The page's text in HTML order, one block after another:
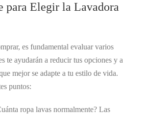
para Elegir la Lavadora
es fundamental evaluar varios
te ayudarán a reducir tus opciones y a
mejor se adapte a tu estilo de vida.
puntos:
ropa lavas normalmente? Las